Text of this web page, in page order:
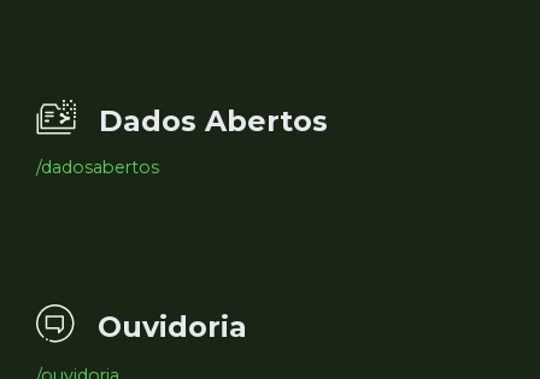
Dados Abertos
/dadosabertos
Ouvidoria